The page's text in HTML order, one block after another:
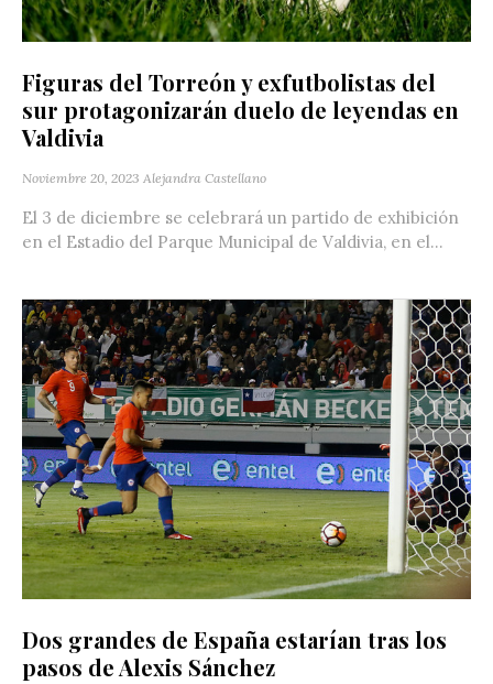
Figuras del Torreón y exfutbolistas del
sur protagonizarán duelo de leyendas en
Valdivia
Noviembre 20, 2023 Alejandra Castellano
El 3 de diciembre se celebrará un partido de exhibición
en el Estadio del Parque Municipal de Valdivia, en el...
Dos grandes de España estarían tras los
pasos de Alexis Sánchez